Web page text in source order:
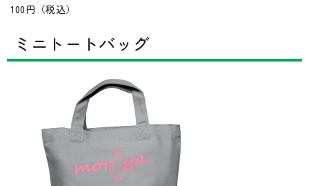
100円（税込）
ミニトートバッグ